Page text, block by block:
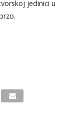
jedinici u